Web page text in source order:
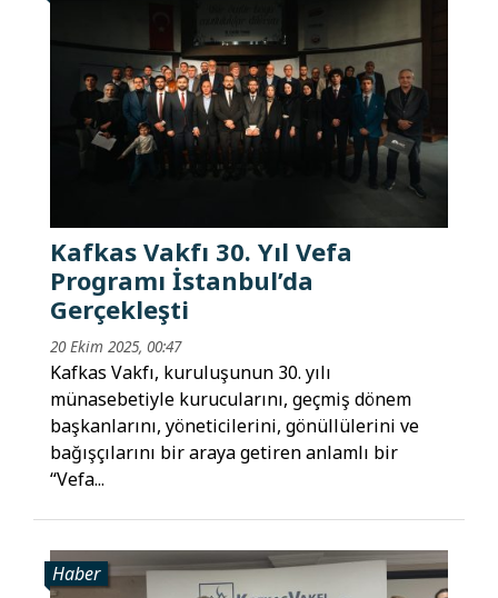
Kafkas Vakfı 30. Yıl Vefa
Programı İstanbul’da
Gerçekleşti
20 Ekim 2025, 00:47
Kafkas Vakfı, kuruluşunun 30. yılı
münasebetiyle kurucularını, geçmiş dönem
başkanlarını, yöneticilerini, gönüllülerini ve
bağışçılarını bir araya getiren anlamlı bir
“Vefa...
Haber